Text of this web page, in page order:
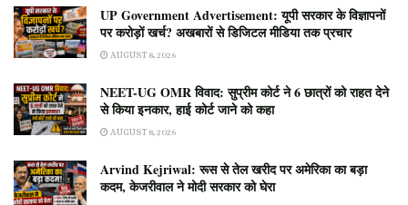
UP Government Advertisement: यूपी सरकार के विज्ञापनों
पर करोड़ों खर्च? अखबारों से डिजिटल मीडिया तक प्रचार
AUGUST 8, 2026
NEET-UG OMR विवाद: सुप्रीम कोर्ट ने 6 छात्रों को राहत देने
से किया इनकार, हाई कोर्ट जाने को कहा
AUGUST 8, 2026
Arvind Kejriwal: रूस से तेल खरीद पर अमेरिका का बड़ा
कदम, केजरीवाल ने मोदी सरकार को घेरा